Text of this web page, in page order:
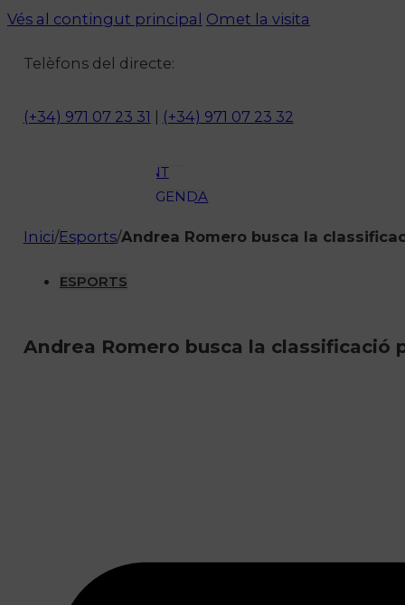
Vés al contingut principal Omet la visita
Telèfons del directe:
(+34) 971 07 23 31 (+34) 971 07 23 32
ACTUALITAT
OCI
ENTREVISTES
AMBIENT
AGENDA
A la Carta
Qui som?
Inici/Esports/Andrea Romero busca la
ESPORTS
Andrea Romero busca la classificació